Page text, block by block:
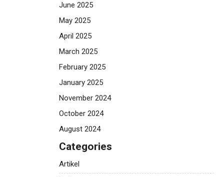
June 2025
May 2025
April 2025
March 2025
February 2025
January 2025
November 2024
October 2024
August 2024
Categories
Artikel